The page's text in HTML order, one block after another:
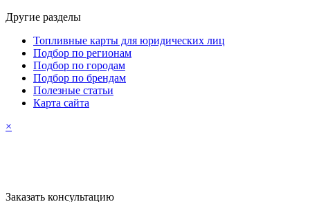
Другие разделы
Топливные карты для юридических лиц
Подбор по регионам
Подбор по городам
Подбор по брендам
Полезные статьи
Карта сайта
×
Заказать консультацию